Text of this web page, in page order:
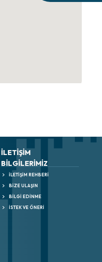
İLETİŞİM
BİLGİLERİMİZ
İLETIŞIM REHBERI
BIZE ULAŞIN
BILGI EDINME
İSTEK VE ÖNERI